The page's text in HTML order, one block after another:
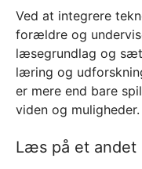
Ved at integrere
forældre og
læsegrundlag og
læring og
er mere end bare
viden og muligheder.
Læs på et andet